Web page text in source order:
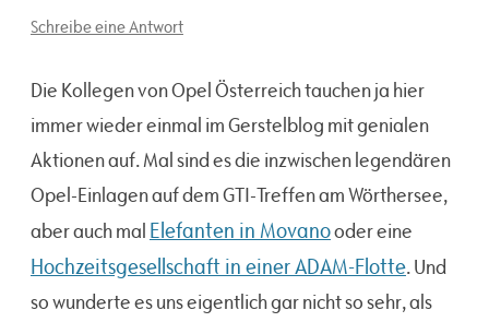
Schreibe eine Antwort
Die Kollegen von Opel Österreich tauchen ja hier
immer wieder einmal im Gerstelblog mit genialen
Aktionen auf. Mal sind es die inzwischen legendären
Opel-Einlagen auf dem GTI-Treffen am Wörthersee,
aber auch mal Elefanten in Movanooder eine
Hochzeitsgesellschaft in einer ADAM-Flotte. Und
so wunderte es uns eigentlich gar nicht so sehr, als